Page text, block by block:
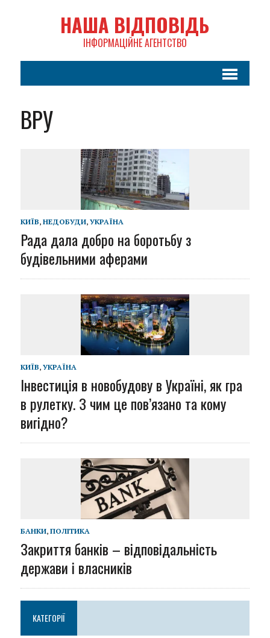
НАША ВІДПОВІДЬ
ІНФОРМАЦІЙНЕ АГЕНТСТВО
ВРУ
КИЇВ, НЕДОБУДИ, УКРАЇНА
Рада дала добро на боротьбу з
будівельними аферами
КИЇВ, УКРАЇНА
Інвестиція в новобудову в Україні, як гра
в рулетку. З чим це пов’язано та кому
вигідно?
БАНКИ, ПОЛІТИКА
Закриття банків – відповідальність
держави і власників
КАТЕГОРІЇ